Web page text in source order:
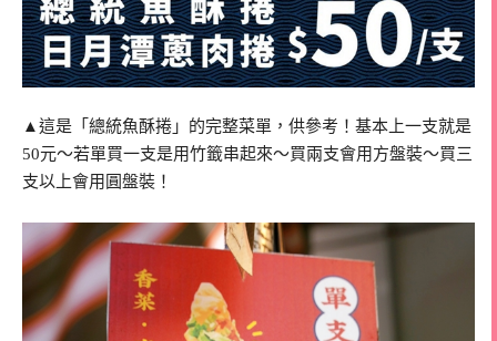
▲這是「總統魚酥捲」的完整菜單，供參考！基本上一支就是
50元～若單買一支是用竹籤串起來～買兩支會用方盤裝～買三
支以上會用圓盤裝！